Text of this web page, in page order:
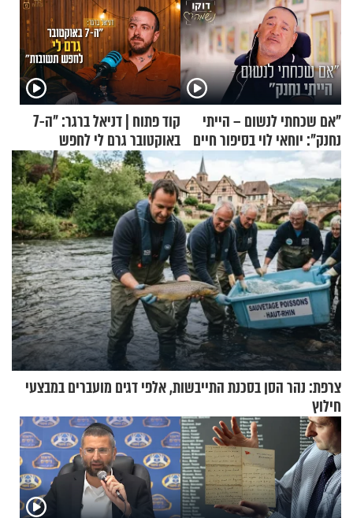
"אם שכחתי לנשום – הייתי
נחנק": יוחאי לוי בסיפור חיים
מעורר השראה
קוד פתוח | דניאל ברגר: "ה-7
באוקטובר גרם לי לחפש
תשובות"
צרפת: נהר הסן בסכנת התייבשות, אלפי דגים מועברים במבצעי
חילוץ